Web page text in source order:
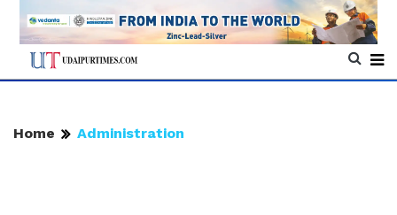
Home Administration